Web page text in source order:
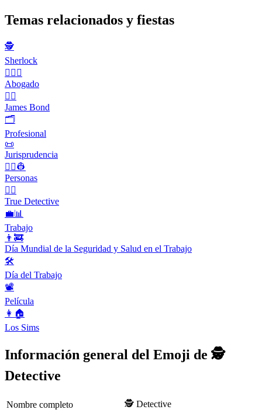
Temas relacionados y fiestas
🕵️
Sherlock
🧑‍⚖️‍📝
Abogado
🕵️‍♂️
James Bond
🗂
Profesional
📜
Jurisprudencia
👨‍✈️👷
Personas
🕵️‍♂️
True Detective
💼📊
Trabajo
👨‍🚒
Día Mundial de la Seguridad y Salud en el Trabajo
🛠
Día del Trabajo
📽
Película
👩🏠
Los Sims
Información general del Emoji de 🕵️
Detective
Nombre completo
🕵️ Detective